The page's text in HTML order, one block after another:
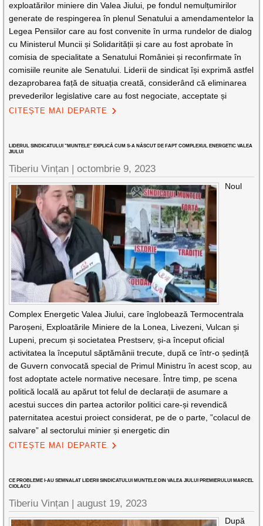
exploatărilor miniere din Valea Jiului, pe fondul nemulțumirilor
generate de respingerea în plenul Senatului a amendamentelor la
Legea Pensiilor care au fost convenite în urma rundelor de dialog
cu Ministerul Muncii și Solidarității și care au fost aprobate în
comisia de specialitate a Senatului României și reconfirmate în
comisiile reunite ale Senatului. Liderii de sindicat își exprimă astfel
dezaprobarea față de situația creată, considerând că eliminarea
prevederilor legislative care au fost negociate, acceptate și
CITEȘTE MAI DEPARTE
LIDERUL SINDICATULUI ”MUNTELE” EXPLICĂ CUM S-A NĂSCUT DE FAPT COMPLEXUL ENERGETIC VALEA
JIULUI
Tiberiu Vințan |octombrie 9, 2023
Noul
Complex Energetic Valea Jiului, care înglobează Termocentrala
Paroșeni, Exploatările Miniere de la Lonea, Livezeni, Vulcan și
Lupeni, precum și societatea Prestserv, și-a început oficial
activitatea la începutul săptămânii trecute, după ce într-o ședință
de Guvern convocată special de Primul Ministru în acest scop, au
fost adoptate actele normative necesare. Între timp, pe scena
politică locală au apărut tot felul de declarații de asumare a
acestui succes din partea actorilor politici care-și revendică
paternitatea acestui proiect considerat, pe de o parte, ”colacul de
salvare” al sectorului minier și energetic din
CITEȘTE MAI DEPARTE
CE PROBLEME I-AU SEMNALAT LIDERII SINDICATULUI MUNTELE DIN VALEA JIULUI PREMIERULUI MARCEL
CIOLACU
Tiberiu Vințan |august 19, 2023
După